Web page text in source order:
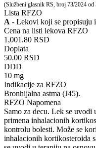
(Službeni glasnik RS, broj 73/2024 od
Lista RFZO
A - Lekovi koji se propisuju
Cena na listi lekova RFZO
1,001.80 RSD
Doplata
50.00 RSD
DDD
10 mg
Indikacije za RFZO
Bronhijalna astma (J45).
RFZO Napomena
Samo za decu. Lek se uvodi
primena inhalacionih
kontrolu bolesti. Može se
inhalacionih kortikosteroida